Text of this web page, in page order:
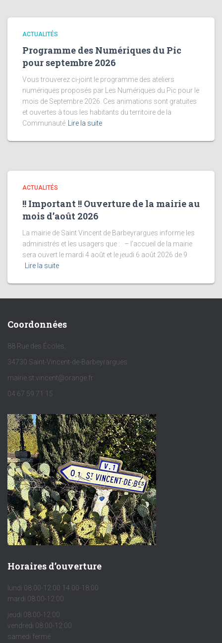
ACTUALITÉS
Programme des Numériques du Pic
pour septembre 2026
Vous trouverez ci-joint le programme des ateliers
numériques proposés par Les Numériques du Pic pour le
mois de Septembre 2026. Ces animations sont gratuites
et ouvertes à tous les habitants du territoire de la
Communauté Lire la suite
ACTUALITÉS
!! Important !! Ouverture de la mairie au
mois d’août 2026
La mairie de Saint Vincent de Barbeyrargues informe les
administrés et les usagers que : – l’accueil de la mairie
sera ouvert le mardi 4 août et le jeudi 6 août 2026 de 9
Lire la suite
Coordonnées
88 Rue des Écoles,
34730 Saint-Vincent-de-Barbeyrargues
mairie.st.vincent@orange.fr
04 67 59 71 15
Horaires d’ouverture
lundi 08:00-12:00 14:00-18:00
mardi 08:00-12:00
jeudi 08:00-12:00
vendredi 08:00-12:00
samedi fermé